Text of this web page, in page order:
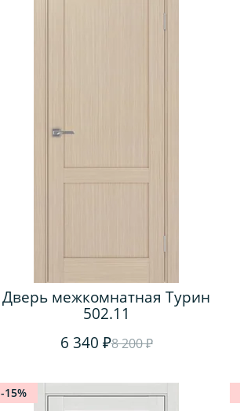
Дверь межкомнатная Турин
502.11
6 340 ₽8 200 ₽
-15%